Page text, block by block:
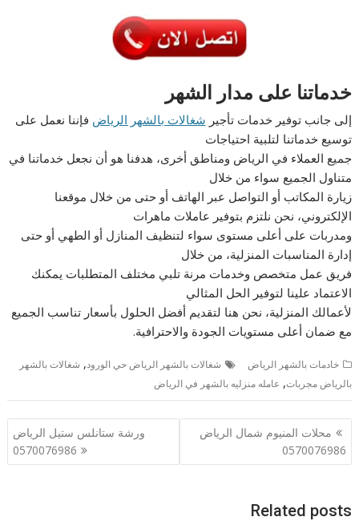
خدماتنا على مدار الشهر
إلى جانب توفير خدمات تأجير شغالات بالشهر الرياض فإننا نعمل على
توسيع خدماتنا لتلبية احتياجات
جميع العملاء في الرياض ومناطق أخرى، هدفنا هو أن نجعل خدماتنا في
متناول الجميع سواء من خلال
زيارة المكاتب أو التواصل عبر الهاتف أو حتى من خلال موقعنا
الإلكتروني، نحن نلتزم بتوفير عاملات ماهرات
ومدربات على أعلى مستوى سواء لتنظيف المنازل أو الطهي أو حتى
إدارة المناسبات المنزلية، من خلال
فريق عمل متخصص وخدمات مرنة تلبي مختلف المتطلبات يمكنك
الاعتماد علينا لتوفير الحل المثالي
لأعمالك المنزلية، نحن هنا لتقديم أفضل الحلول بأسعار تناسب الجميع
مع ضمان أعلى مستويات الجودة والاحترافية.
خادمات بالشهر الرياض شغالات بالشهر الرياض حي الورود, شغالات بالشهر
بالرياض مجربات, عامله منزليه بالشهر في الرياض
تصفّح
المقالات
محلات المنيوم شمال الرياض
0570076986
ورشة ستانلس ستيل الرياض
0570076986
Related posts